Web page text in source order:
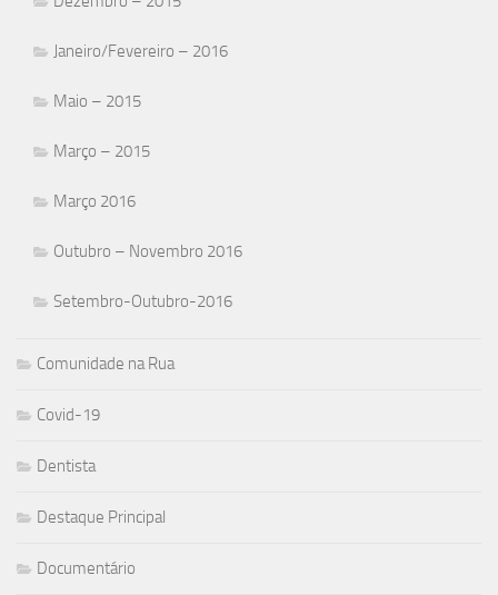
Janeiro/Fevereiro – 2016
Maio – 2015
Março – 2015
Março 2016
Outubro – Novembro 2016
Setembro-Outubro-2016
Comunidade na Rua
Covid-19
Dentista
Destaque Principal
Documentário